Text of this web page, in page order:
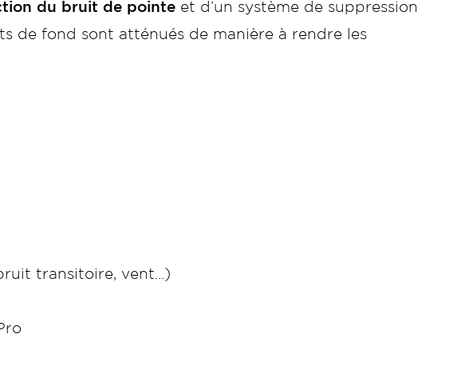
du bruit de pointe et d’un système de suppression
de fond sont atténués de manière à rendre les
transitoire, vent...)